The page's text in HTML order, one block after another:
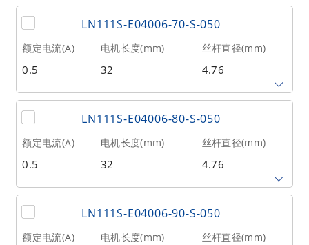
1.6 0.04
180mm。
LN111S-E04006-70-S-050
额定电流(A) 电机长度(mm) 丝杆直径(mm)
0.5 32 4.76
丝杆导程(mm) 丝杆长度(mm) 额定推力(N
@300RPM)
相数 转子惯量(g•cm²) 重量(kg)
2 9 0.1
LN111S-E04006-80-S-050
额定电流(A) 电机长度(mm) 丝杆直径(mm)
0.5 32 4.76
丝杆导程(mm) 丝杆长度(mm) 额定推力(N
@300RPM)
LN111S-E04006-90-S-050
额定电流(A) 电机长度(mm) 丝杆直径(mm)